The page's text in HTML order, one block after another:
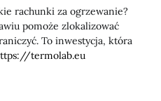
rachunki za ogrzewanie?
pomoże zlokalizować
To inwestycja, która
termolab.eu